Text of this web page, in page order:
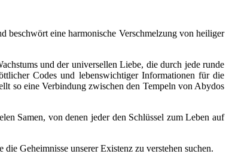
beschwört eine harmonische Verschmelzung von heiliger
und der universellen Liebe, die durch jede runde
Codes und lebenswichtiger Informationen für die
so eine Verbindung zwischen den Tempeln von Abydos
Samen, von denen jeder den Schlüssel zum Leben auf
Geheimnisse unserer Existenz zu verstehen suchen.